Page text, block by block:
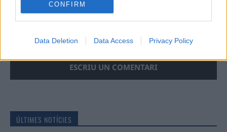
CONFIRM
Data Deletion Data Access Privacy Policy
aquest navegador per a la propera vegada que comenti.
ÚLTIMES NOTÍCIES